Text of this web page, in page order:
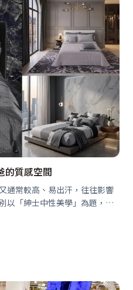
的質感空間
通常較高、易出汗，往往影響
以「紳士中性美學」為題，融